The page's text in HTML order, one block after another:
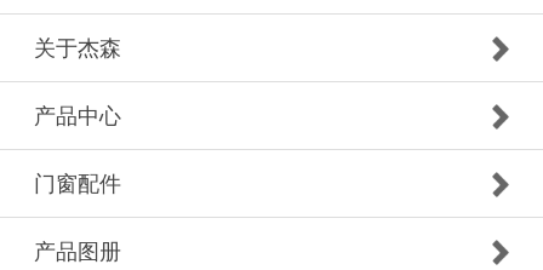
关于杰森
产品中心
门窗配件
产品图册